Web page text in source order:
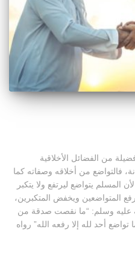
من الفضائل الأخلاقية
فالتواضع من أخلاقه وصفاته كما
المسلم يتواضع ليرتفع ولا يتكبر
المتواضعين ويخفض المتكبرين،
عليه وسلم: “ما نقصت صدقة من
تواضع أحد لله إلا رفعه الله” رواه